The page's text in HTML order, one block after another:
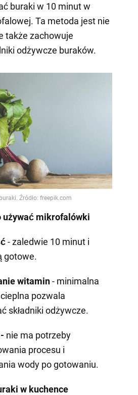
buraki w 10 minut w
Ta metoda jest nie
także zachowuje
odżywcze buraków.
używać mikrofalówki
- zaledwie 10 minut i
gotowe.
witamin- minimalna
pozwala
składniki odżywcze.
nie ma potrzeby
procesu i
wody po gotowaniu.
w kuchence